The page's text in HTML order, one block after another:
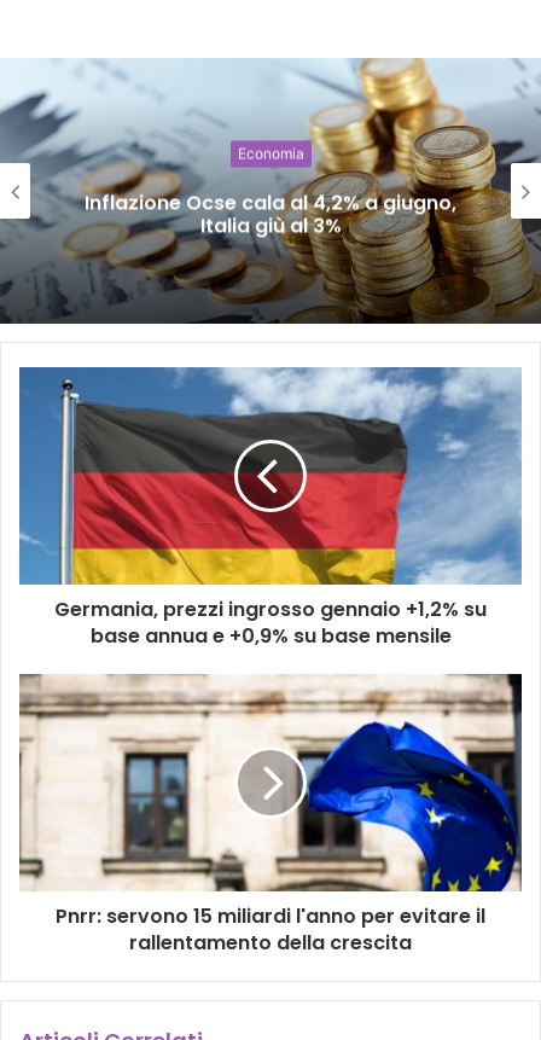
Economia
Inflazione Ocse cala al 4,2% a giugno,
Italia giù al 3%
Germania, prezzi ingrosso gennaio +1,2% su
base annua e +0,9% su base mensile
Pnrr: servono 15 miliardi l'anno per evitare il
rallentamento della crescita